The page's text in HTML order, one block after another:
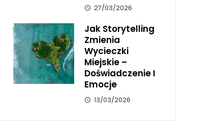
27/03/2026
Jak Storytelling
Zmienia
Wycieczki
Miejskie –
Doświadczenie I
Emocje
13/03/2026